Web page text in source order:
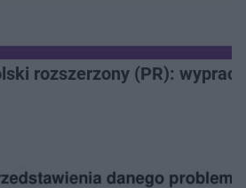
rozszerzony (PR):